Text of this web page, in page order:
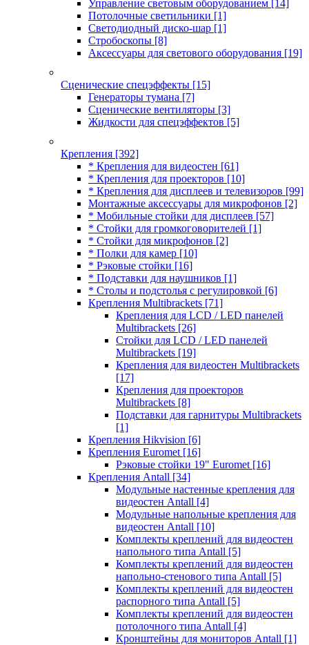
Управление световым оборудованием [14]
Потолочные светильники [1]
Светодиодный диско-шар [1]
Стробоскопы [8]
Аксессуары для светового оборудования [19]
Сценические спецэффекты [15]
Генераторы тумана [7]
Сценические вентиляторы [3]
Жидкости для спецэффектов [5]
Крепления [392]
* Крепления для видеостен [61]
* Крепления для проекторов [10]
* Крепления для дисплеев и телевизоров [99]
Монтажные аксессуары для микрофонов [2]
* Мобильные стойки для дисплеев [57]
* Стойки для громкоговорителей [1]
* Стойки для микрофонов [2]
* Полки для камер [10]
* Рэковые стойки [16]
* Подставки для наушников [1]
* Столы и подстолья с регулировкой [6]
Крепления Multibrackets [71]
Крепления для LCD / LED панелей
Multibrackets [26]
Стойки для LCD / LED панелей
Multibrackets [19]
Крепления для видеостен Multibrackets
[17]
Крепления для проекторов
Multibrackets [8]
Подставки для гарнитуры Multibrackets
[1]
Крепления Hikvision [6]
Крепления Euromet [16]
Рэковые стойки 19" Euromet [16]
Крепления Antall [34]
Модульные настенные крепления для
видеостен Antall [4]
Модульные напольные крепления для
видеостен Antall [10]
Комплекты креплений для видеостен
напольного типа Antall [5]
Комплекты креплений для видеостен
напольно-стенового типа Antall [5]
Комплекты креплений для видеостен
распорного типа Antall [5]
Комплекты креплений для видеостен
потолочного типа Antall [4]
Кронштейны для мониторов Antall [1]